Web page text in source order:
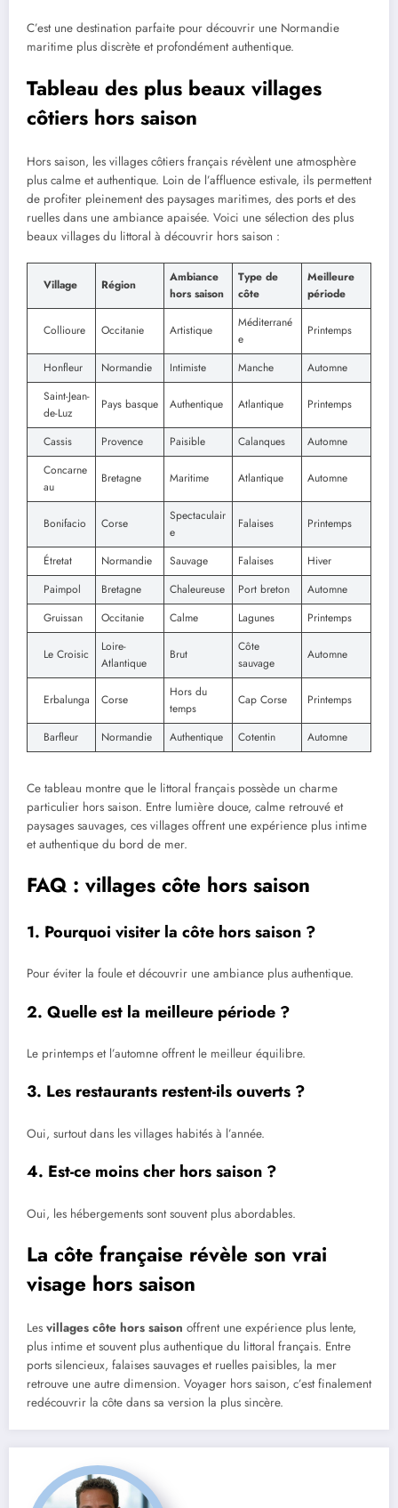
C’est une destination parfaite pour découvrir une Normandie
maritime plus discrète et profondément authentique.
Tableau des plus beaux villages
côtiers hors saison
Hors saison, les villages côtiers français révèlent une atmosphère
plus calme et authentique. Loin de l’affluence estivale, ils permettent
de profiter pleinement des paysages maritimes, des ports et des
ruelles dans une ambiance apaisée. Voici une sélection des plus
beaux villages du littoral à découvrir hors saison :
Village Région
Ambiance
hors saison
Type de
côte
Meilleure
période
Collioure Occitanie Artistique
Méditerrané
e
Printemps
Honfleur Normandie Intimiste Manche
Automne
Saint-Jean-
de-Luz
Pays basque Authentique Atlantique Printemps
Cassis Provence Paisible Calanques
Automne
Concarne
au
Bretagne Maritime Atlantique Automne
Bonifacio Corse
Spectaculair
e
Falaises Printemps
Étretat Normandie Sauvage Falaises
Hiver
Paimpol
Bretagne Chaleureuse Port breton
Automne
Gruissan
Occitanie Calme Lagunes Printemps
Le Croisic
Loire-
Atlantique
Brut
Côte
sauvage
Automne
Erbalunga Corse
Hors du
temps
Cap Corse Printemps
Barfleur Normandie Authentique Cotentin Automne
Ce tableau montre que le littoral français possède un charme
particulier hors saison. Entre lumière douce, calme retrouvé et
paysages sauvages, ces villages offrent une expérience plus intime
et authentique du bord de mer.
FAQ : villages côte hors saison
1. Pourquoi visiter la côte hors saison ?
Pour éviter la foule et découvrir une ambiance plus authentique.
2. Quelle est la meilleure période ?
Le printemps et l’automne offrent le meilleur équilibre.
3. Les restaurants restent-ils ouverts ?
Oui, surtout dans les villages habités à l’année.
4. Est-ce moins cher hors saison ?
Oui, les hébergements sont souvent plus abordables.
La côte française révèle son vrai
visage hors saison
Les villages côte hors saison offrent une expérience plus lente,
plus intime et souvent plus authentique du littoral français. Entre
ports silencieux, falaises sauvages et ruelles paisibles, la mer
retrouve une autre dimension. Voyager hors saison, c’est finalement
redécouvrir la côte dans sa version la plus sincère.